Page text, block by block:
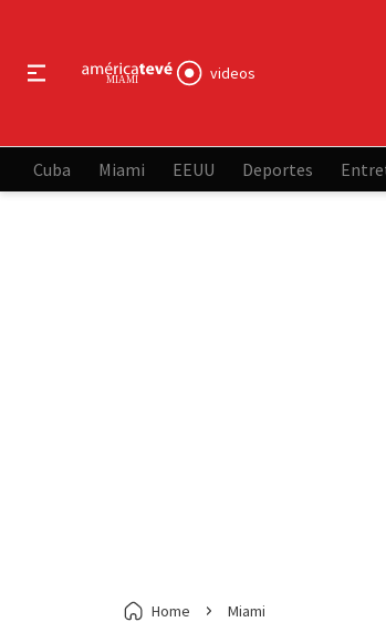
videos
Cuba Miami EEUU Deportes
Home Miami